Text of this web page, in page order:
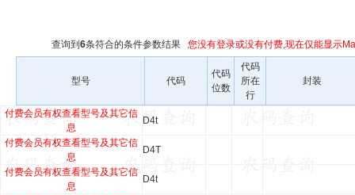
查询到 6条符合的条件参数结果 您没有登录或没有付费,现在仅能显示
型号 代码
代码
位数
代码
所在
行
封装
付费会员有权查看型号及其它信
息
D4t
付费会员有权查看型号及其它信
息
D4T
付费会员有权查看型号及其它信
息
D4t